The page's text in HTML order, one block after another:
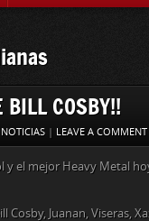
BILL COSBY!!
| LEAVE A COMMENT
el mejor Heavy Metal
Juanan, Viseras,